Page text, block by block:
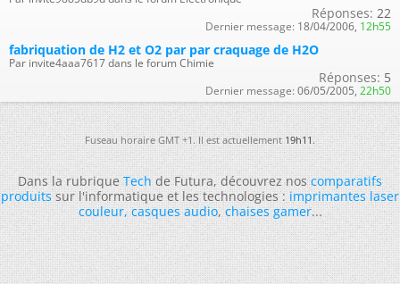
Réponses: 22
Dernier message: 18/04/2006, 12h55
fabriquation de H2 et O2 par par craquage de H2O
Par invite4aaa7617 dans le forum Chimie
Réponses: 5
Dernier message: 06/05/2005, 22h50
Fuseau horaire GMT +1. Il est actuellement19h11.
Dans la rubriqueTechde Futura, découvrez noscomparatifs
produitssur l'informatique et les technologies :imprimantes laser
couleur,casques audio,chaises gamer...